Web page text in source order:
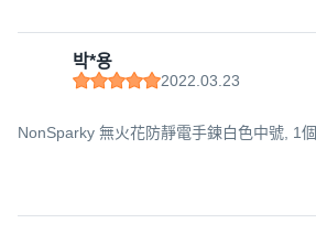
박*용
2022.03.23
NonSparky 無火花防靜電手鍊白色中號, 1個